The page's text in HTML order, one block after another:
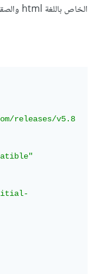
الخاص باللغة html والصقه داخل ملف html
releases/v5.8